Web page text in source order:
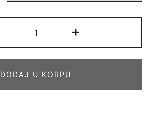
35
EME
+
DODAJ U KORPU